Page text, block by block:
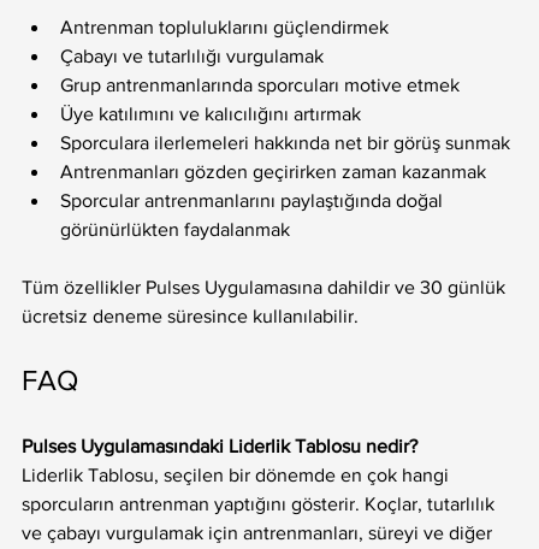
Antrenman topluluklarını güçlendirmek
Çabayı ve tutarlılığı vurgulamak
Grup antrenmanlarında sporcuları motive etmek
Üye katılımını ve kalıcılığını artırmak
Sporculara ilerlemeleri hakkında net bir görüş sunmak
Antrenmanları gözden geçirirken zaman kazanmak
Sporcular antrenmanlarını paylaştığında doğal
görünürlükten faydalanmak
Tüm özellikler Pulses Uygulamasına dahildir ve 30 günlük
ücretsiz deneme süresince kullanılabilir.
FAQ
Pulses Uygulamasındaki Liderlik Tablosu nedir?
Liderlik Tablosu, seçilen bir dönemde en çok hangi
sporcuların antrenman yaptığını gösterir. Koçlar, tutarlılık
ve çabayı vurgulamak için antrenmanları, süreyi ve diğer